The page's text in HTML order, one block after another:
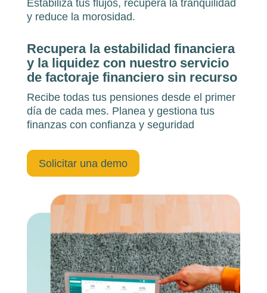
Estabiliza tus flujos, recupera la tranquilidad
y reduce la morosidad.
Recupera la estabilidad financiera
y la liquidez con nuestro servicio
de factoraje financiero sin recurso
Recibe todas tus pensiones desde el primer
día de cada mes. Planea y gestiona tus
finanzas con confianza y seguridad
Solicitar una demo